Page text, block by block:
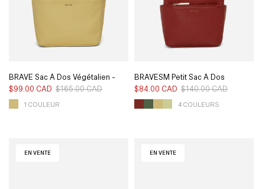
BRAVE Sac À Dos Végétalien -
Pureté
Prix
$165.00 CADPrix
$99.00 CAD
1 COULEUR
BRAVESM Petit Sac À Dos
Végétalien - Pureté
Prix
$140.00 CADPrix
$84.00 CAD
4 COULEURS
EN VENTE EN VENTE